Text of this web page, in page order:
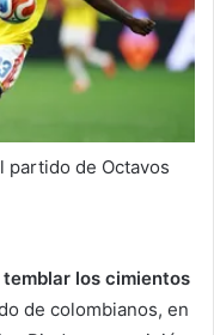
partido de Octavos
los cimientos
de colombianos, en